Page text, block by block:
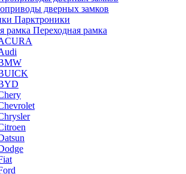
дверных замков
Парктроники
Переходная рамка